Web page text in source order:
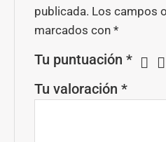
publicada. Los campos
marcados con*
Tu puntuación*
Tu valoración*